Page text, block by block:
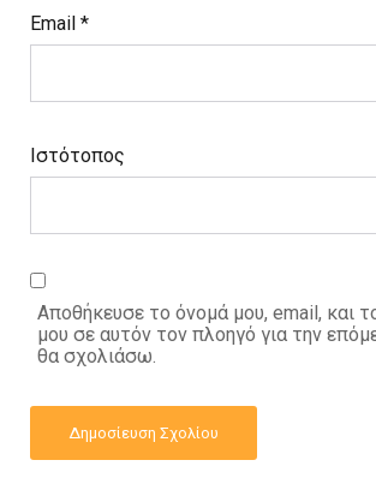
Email *
Ιστότοπος
Αποθήκευσε το όνομά μου, email, και
μου σε αυτόν τον πλοηγό για την
θα σχολιάσω.